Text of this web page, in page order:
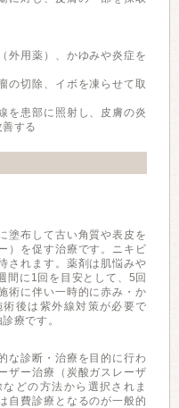
外用薬）、かゆみや炎症を
の切除、イボを凍らせて取
を患部に照射し、皮膚の炎
する
塗布して古い角質や表皮を
）を促す治療です。ニキビ
されます。薬剤は肌悩みや
間に1回を目安として、5回
術に伴い一時的に赤み・か
後は紫外線対策が必要で
療です。
な診断・治療を目的に行わ
ザー治療（炭酸ガスレーザ
どの方法から選択されま
自費診療となるのが一般的